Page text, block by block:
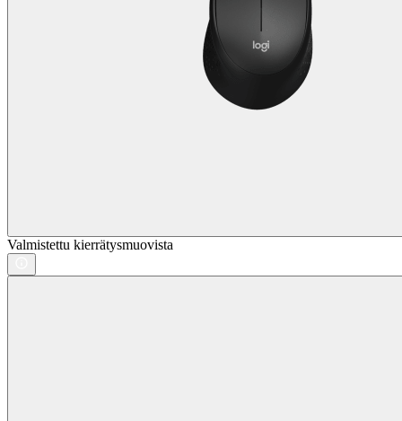
Valmistettu kierrätysmuovista